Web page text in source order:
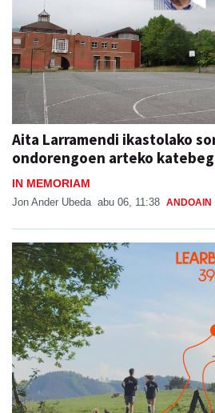
Aita Larramendi ikastolako
ondorengoen arteko
IN MEMORIAM
Jon Ander Ubeda abu 06, 11:38 ANDOAIN